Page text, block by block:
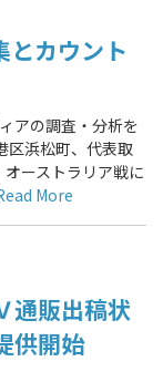
とカウント
アの調査・分析を
区浜松町、代表取
ーストラリア戦に
More
通販出稿状
供開始